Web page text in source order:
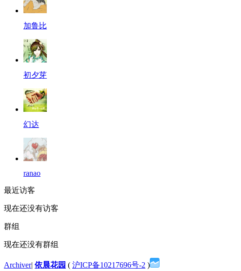
加鲁比
初夕芽
幻达
ranao
最近访客
现在还没有访客
群组
现在还没有群组
Archiver| 依晨花园 ( 沪ICP备10217696号-2 )